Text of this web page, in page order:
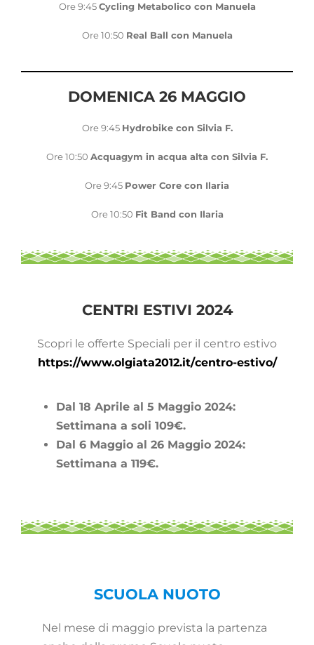
Ore 9:45Cycling Metabolico con Manuela
Ore 10:50 Real Ball con Manuela
DOMENICA 26 MAGGIO
Ore 9:45 Hydrobike con Silvia F.
Ore 10:50 Acquagym in acqua alta con Silvia F.
Ore 9:45 Power Core con Ilaria
Ore 10:50 Fit Band con Ilaria
CENTRI ESTIVI 2024
Scopri le offerte Speciali per il centro estivo
https://www.olgiata2012.it/centro-estivo/
Dal 18 Aprile al 5 Maggio 2024:
Settimana a soli 109€.
Dal 6 Maggio al 26 Maggio 2024:
Settimana a 119€.
SCUOLA NUOTO
Nel mese di maggio prevista la partenza